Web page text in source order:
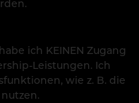
ich KEINEN Zugang
Leistungen. Ich
wie z. B. die